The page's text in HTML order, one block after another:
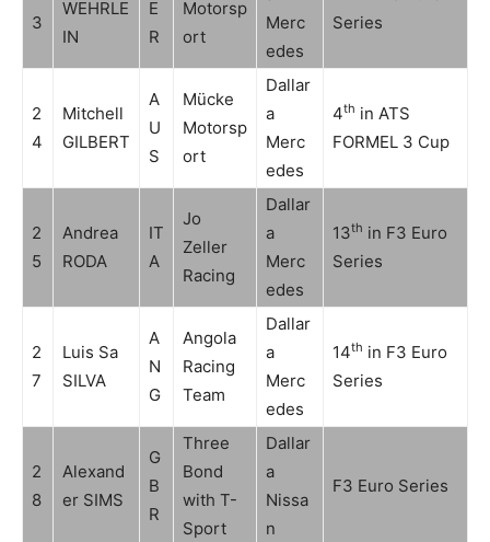
3
WEHRLE
IN
E
R
Motorsp
ort
Merc
edes
Series
2
4
Mitchell
GILBERT
A
U
S
Mücke
Motorsp
ort
Dallar
a
Merc
edes
4th in ATS
FORMEL 3 Cup
2
5
Andrea
RODA
IT
A
Jo
Zeller
Racing
Dallar
a
Merc
edes
13th in F3 Euro
Series
2
7
Luis Sa
SILVA
A
N
G
Angola
Racing
Team
Dallar
a
Merc
edes
14th in F3 Euro
Series
2
8
Alexand
er SIMS
G
B
R
Three
Bond
with T-
Sport
Dallar
a
Nissa
n
F3 Euro Series